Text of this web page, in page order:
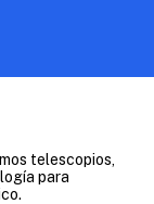
telescopios,
para